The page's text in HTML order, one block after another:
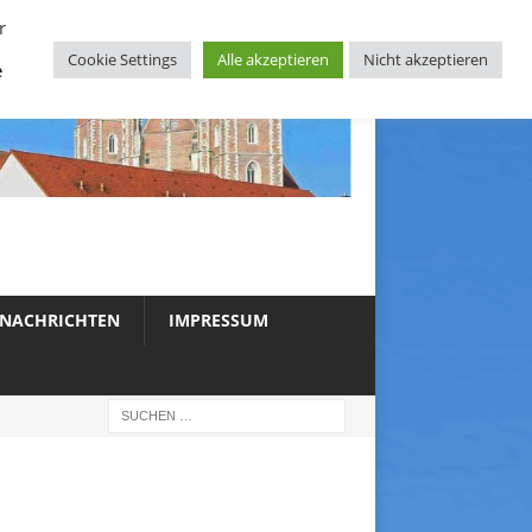
NACHRICHTEN IMPRESSUM
Cookie Settings Alle akzeptieren Nicht akzeptieren